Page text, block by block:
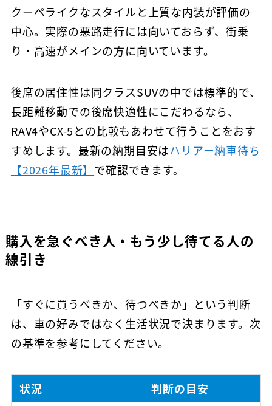
クーペライクなスタイルと上質な内装が評価の
中心。実際の悪路走行には向いておらず、街乗
り・高速がメインの方に向いています。
後席の居住性は同クラスSUVの中では標準的で、
長距離移動での後席快適性にこだわるなら、
RAV4やCX-5との比較もあわせて行うことをおす
すめします。最新の納期目安はハリアー納車待ち
【2026年最新】 で確認できます。
購入を急ぐべき人・もう少し待てる人の
線引き
「すぐに買うべきか、待つべきか」という判断
は、車の好みではなく生活状況で決まります。次
の基準を参考にしてください。
状況
判断の目安